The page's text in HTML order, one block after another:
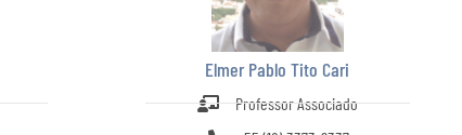
Elmer Pablo Tito Cari
Professor Associado